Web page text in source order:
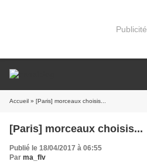
Publicité
Accueil » [Paris] morceaux choisis...
[Paris] morceaux choisis...
Publié le 18/04/2017 à 06:55
Par ma_flv